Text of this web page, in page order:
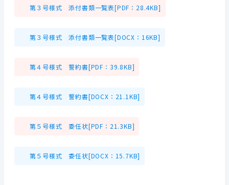
第３号様式 添付書類一覧表[PDF：28.4KB]
第３号様式 添付書類一覧表[DOCX：16KB]
第４号様式 誓約書[PDF：39.8KB]
第４号様式 誓約書[DOCX：21.1KB]
第５号様式 委任状[PDF：21.3KB]
第５号様式 委任状[DOCX：15.7KB]